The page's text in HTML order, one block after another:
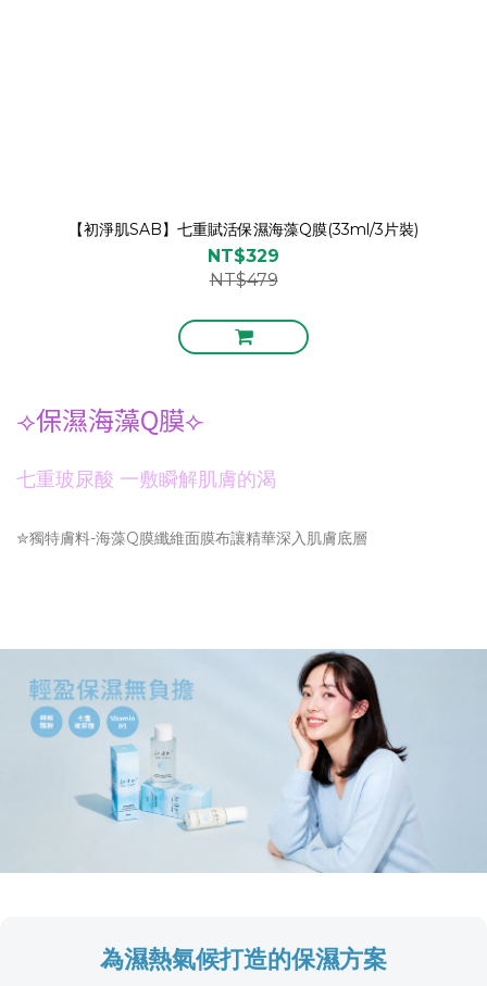
【初淨肌SAB】七重賦活保濕海藻Q膜(33ml/3片裝)
NT$329
NT$479
⟢保濕海藻Q膜⟣
七重玻尿酸 一敷瞬解肌膚的渴
✮獨特膚料-海藻Q膜纖維面膜布讓精華深入肌膚底層
為濕熱氣候打造的保濕方案